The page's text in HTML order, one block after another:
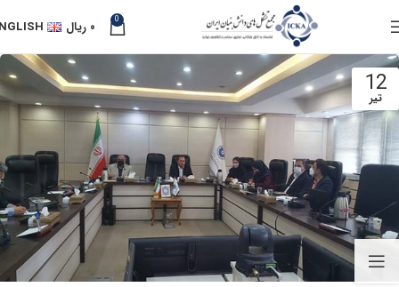
0 ۰ ریال
12
تیر